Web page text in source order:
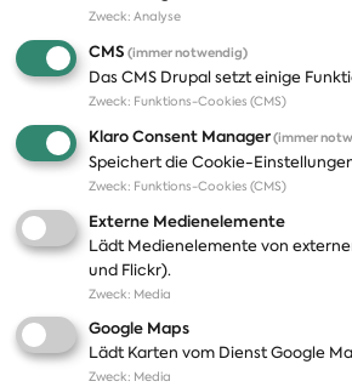
Sebastian Fiedler
Direktmandat des Wahlkreises Mülheim
(Nordrhein-Westfalen)
Betreuter Wahlkreis: Kleve [111]
Zweck: Analyse
CMS (immer notwendig)
Das CMS Drupal setzt einige
Zweck: Funktions-Cookies (CMS)
Klaro Consent Manager(immer
Speichert die Cookie-
Zweck: Funktions-Cookies (CMS)
Externe Medienelemente
Lädt Medienelemente von
und Flickr).
Zweck: Media
Google Maps
Lädt Karten vom Dienst Google
Zweck: Media